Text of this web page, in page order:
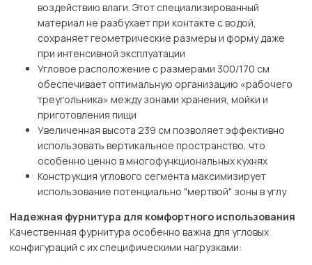
воздействию влаги. Этот специализированный
материал не разбухает при контакте с водой,
сохраняет геометрические размеры и форму даже
при интенсивной эксплуатации
Угловое расположение с размерами 300/170 см
обеспечивает оптимальную организацию «рабочего
треугольника» между зонами хранения, мойки и
приготовления пищи
Увеличенная высота 239 см позволяет эффективно
использовать вертикальное пространство, что
особенно ценно в многофункциональных кухнях
Конструкция углового сегмента максимизирует
использование потенциально "мертвой" зоны в углу
Надежная фурнитура для комфортного использования
Качественная фурнитура особенно важна для угловых
конфигураций с их специфическими нагрузками: